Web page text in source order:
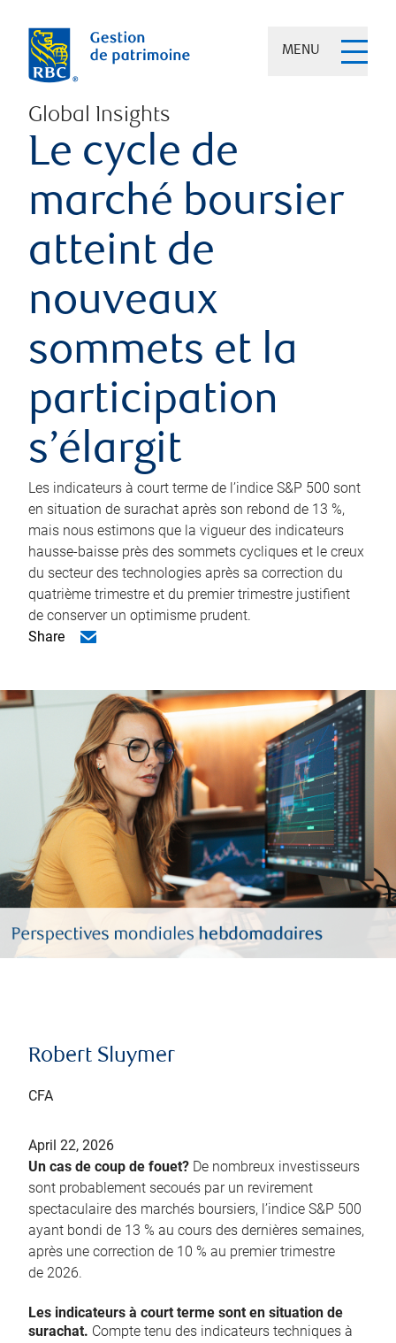
MENU
Global Insights
Le cycle de
marché boursier
atteint de
nouveaux
sommets et la
participation
s’élargit
Les indicateurs à court terme de l’indice S&P 500 sont
en situation de surachat après son rebond de 13 %,
mais nous estimons que la vigueur des indicateurs
hausse-baisse près des sommets cycliques et le creux
du secteur des technologies après sa correction du
quatrième trimestre et du premier trimestre justifient
de conserver un optimisme prudent.
Share
Robert Sluymer
CFA
April 22, 2026
Un cas de coup de fouet? De nombreux investisseurs
sont probablement secoués par un revirement
spectaculaire des marchés boursiers, l’indice S&P 500
ayant bondi de 13 % au cours des dernières semaines,
après une correction de 10 % au premier trimestre
de 2026.
Les indicateurs à court terme sont en situation de
surachat. Compte tenu des indicateurs techniques à